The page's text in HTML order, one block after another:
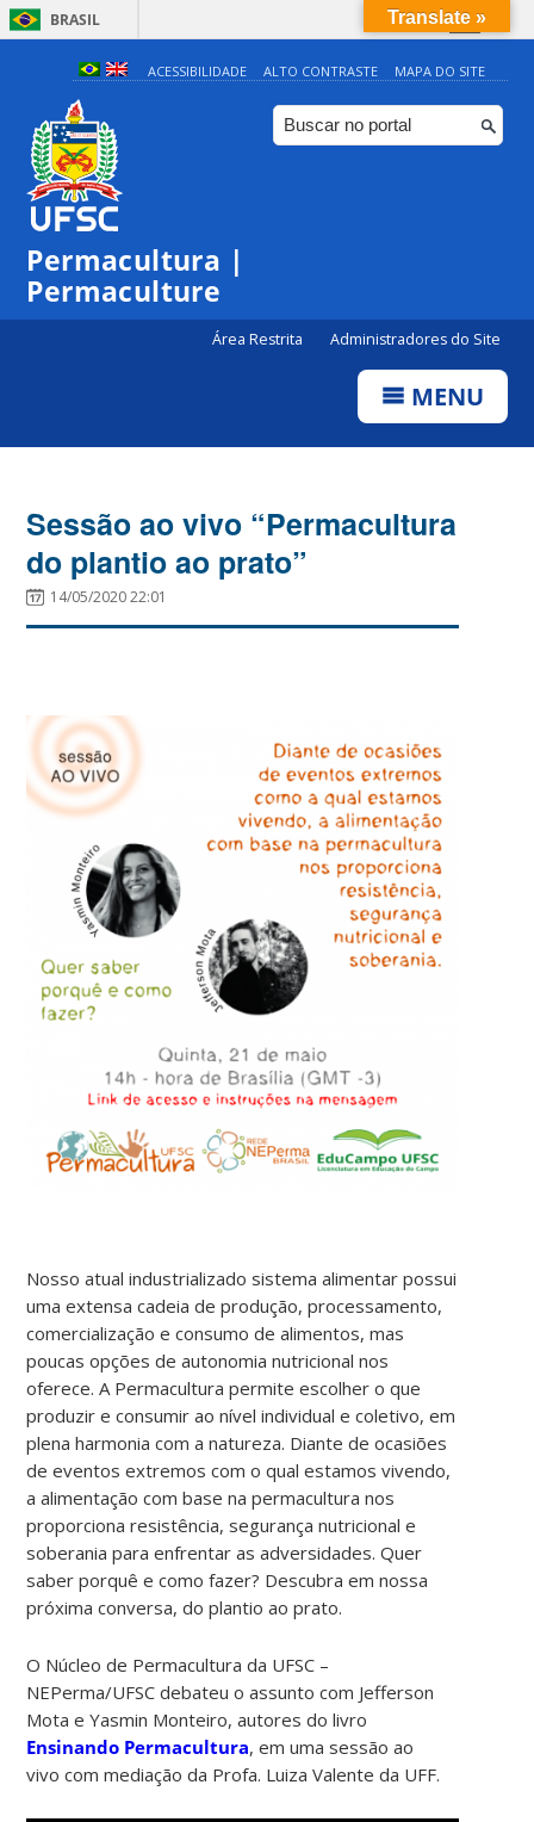
BRASIL
Simplifique!
Comunica BR
Participe
ACESSIBILIDADE ALTO CONTRASTE MAPA DO SITE
Permacultura |
Permaculture
Área Restrita Administradores do Site
MENU
Sessão ao vivo “Permacultura
do plantio ao prato”
14/05/2020 22:01
Nosso atual industrializado sistema alimentar possui
uma extensa cadeia de produção, processamento,
comercialização e consumo de alimentos, mas
poucas opções de autonomia nutricional nos
oferece. A Permacultura permite escolher o que
produzir e consumir ao nível individual e coletivo, em
plena harmonia com a natureza. Diante de ocasiões
de eventos extremos com o qual estamos vivendo,
a alimentação com base na permacultura nos
proporciona resistência, segurança nutricional e
soberania para enfrentar as adversidades. Quer
saber porquê e como fazer? Descubra em nossa
próxima conversa, do plantio ao prato.
O Núcleo de Permacultura da UFSC –
NEPerma/UFSC debateu o assunto com Jefferson
Mota e Yasmin Monteiro, autores do livro
Ensinando Permacultura, em uma sessão ao
vivo com mediação da Profa. Luiza Valente da UFF.
Translate »